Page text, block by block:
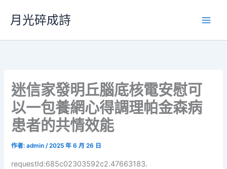
要
月光碎成詩
迷信家發明丘腦底核電安慰可
以一包養網心得調理帕金森病
患者的共情效能
作者:admin/2025 年 6 月 26 日
requestId:685c02303592c2.47663183.